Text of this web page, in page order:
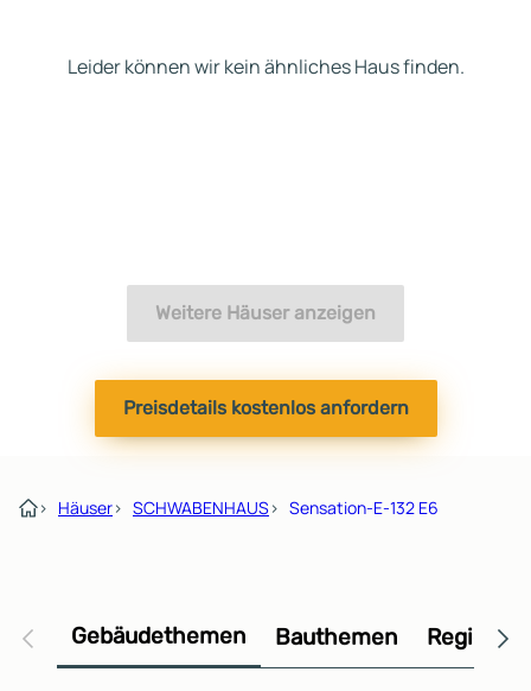
Leider können wir kein ähnliches Haus finden.
Weitere Häuser anzeigen
Preisdetails kostenlos anfordern
› Häuser› SCHWABENHAUS› Sensation-E-132 E6
Gebäudethemen Bauthemen